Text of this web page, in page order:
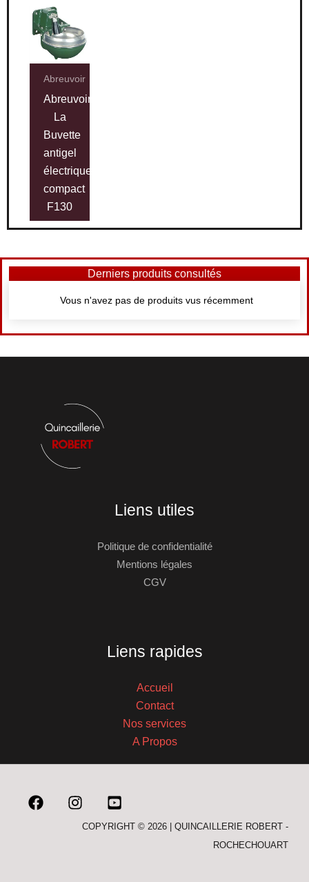
Abreuvoir
Abreuvoir
La
Buvette
antigel
électrique
compact
F130
Derniers produits consultés
Vous n'avez pas de produits vus récemment
Liens utiles
Politique de confidentialité
Mentions légales
CGV
Liens rapides
Accueil
Contact
Nos services
A Propos
COPYRIGHT © 2026 | QUINCAILLERIE ROBERT -
ROCHECHOUART